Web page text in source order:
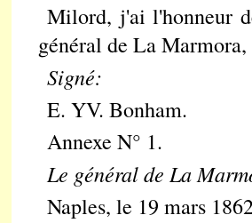
Milord, j'ai l'honneur
général de La
Signé:
E. YV. Bonham.
Annexe N° 1.
Le général de La
Naples, le 19 mars